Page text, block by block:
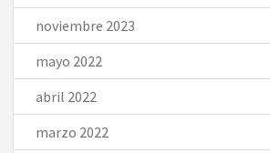
noviembre 2023
mayo 2022
abril 2022
marzo 2022